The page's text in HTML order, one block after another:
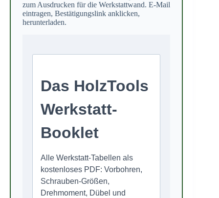
zum Ausdrucken für die Werkstattwand. E-Mail
eintragen, Bestätigungslink anklicken,
herunterladen.